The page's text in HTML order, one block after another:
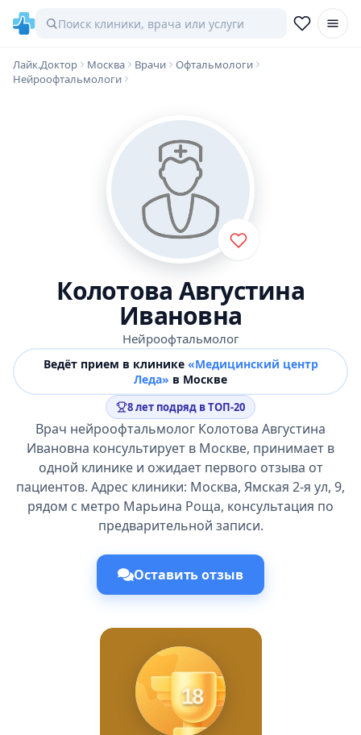
Лайк.Доктор Москва Врачи
Офтальмологи
Нейроофтальмологи
Колотова Августина
Ивановна
Нейроофтальмолог
Ведёт прием в клинике «Медицинский центр
Леда» в Москве
8 лет подряд в ТОП-20
Врач нейроофтальмолог Колотова Августина
Ивановна консультирует в Москве, принимает в
одной клинике и ожидает первого отзыва от
пациентов. Адрес клиники: Москва, Ямская 2-я ул, 9,
рядом с метро Марьина Роща, консультация по
предварительной записи.
Оставить отзыв
18